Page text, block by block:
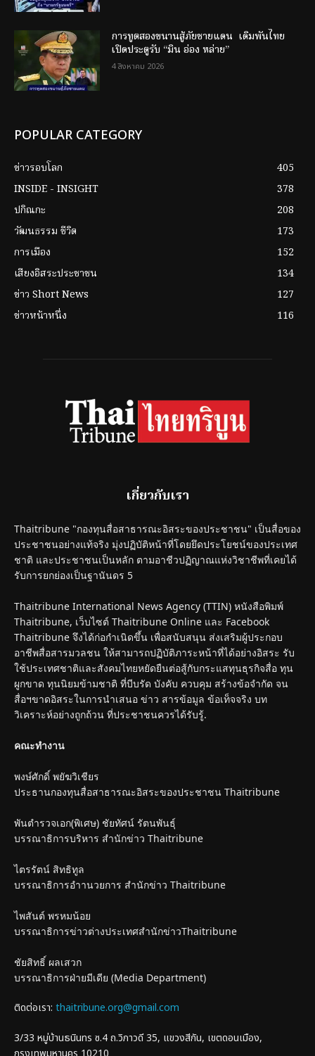
การทูตสองขนานสู้ภัยชายแดน เดิมพันไทย
เปิดประตูรับ “มิน อ่อง หล่าย”
4 สิงหาคม 2026
POPULAR CATEGORY
ข่าวรอบโลก
405
INSIDE - INSIGHT
378
ปกิณกะ
208
วัฒนธรรม ชีวิต
173
การเมือง
152
เสียงอิสระประชาชน
134
ข่าว Short News
127
ข่าวหน้าหนึ่ง
116
เกี่ยวกับเรา
Thaitribune "กองทุนสื่อสาธารณะอิสระของประชาชน" เป็นสื่อของ
ประชาชนอย่างแท้จริง มุ่งปฏิบัติหน้าที่โดยยึดประโยชน์ของประเทศ
ชาติ และประชาชนเป็นหลัก ตามอาชีวปฏิญาณแห่งวิชาชีพที่เคยได้
รับการยกย่องเป็นฐานันดร 5
Thaitribune International News Agency (TTIN) หนังสือพิมพ์
Thaitribune, เว็บไซต์ Thaitribune Online และ Facebook
Thaitribune จึงได้ก่อกำเนิดขึ้น เพื่อสนับสนุน ส่งเสริมผู้ประกอบ
อาชีพสื่อสารมวลชน ให้สามารถปฏิบัติภาระหน้าที่ได้อย่างอิสระ รับ
ใช้ประเทศชาติและสังคมไทยหยัดยืนต่อสู้กับกระแสทุนธุรกิจสื่อ ทุน
ผูกขาด ทุนนิยมข้ามชาติ ที่บีบรัด บังคับ ควบคุม สร้างข้อจำกัด จน
สื่อฯขาดอิสระในการนำเสนอ ข่าว สารข้อมูล ข้อเท็จจริง บท
วิเคราะห์อย่างถูกถ้วน ที่ประชาชนควรได้รับรู้.
คณะทำงาน
พงษ์ศักดิ์ พยัฆวิเชียร
ประธานกองทุนสื่อสาธารณะอิสระของประชาชน Thaitribune
พันตำรวจเอก(พิเศษ) ชัยทัศน์ รัตนพันธุ์
บรรณาธิการบริหาร สำนักข่าว Thaitribune
ไตรรัตน์ สิทธิทูล
บรรณาธิการอำานวยการ สำนักข่าว Thaitribune
ไพสันต์ พรหมน้อย
บรรณาธิการข่าวต่างประเทศสำนักข่าวThaitribune
ชัยสิทธิ์ ผลเสวก
บรรณาธิการฝ่ายมีเดีย (Media Department)
ติดต่อเรา: thaitribune.org@gmail.com
3/33 หมู่บ้านธนินทร ซ.4 ถ.วิภาวดี 35, แขวงสีกัน, เขตดอนเมือง,